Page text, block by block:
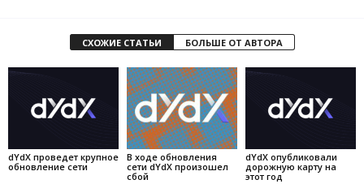
СХОЖИЕ СТАТЬИ БОЛЬШЕ ОТ АВТОРА
dYdX проведет крупное
обновление сети
В ходе обновления
сети dYdX произошел
сбой
dYdX опубликовали
дорожную карту на
этот год